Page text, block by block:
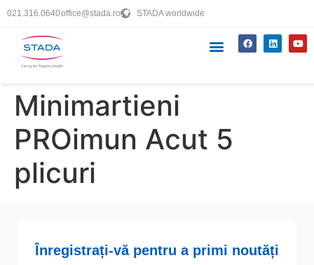
021.316.0640office@stada.ro STADA worldwide
Minimartieni
PROimun Acut 5
plicuri
Înregistrați-vă pentru a primi noutăți